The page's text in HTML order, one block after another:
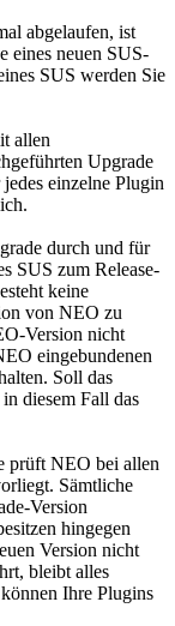
abgelaufen, ist
eines neuen SUS-
SUS werden Sie
allen
Upgrade
einzelne Plugin
durch und für
SUS zum Release-
keine
von NEO zu
Version nicht
eingebundenen
Soll das
diesem Fall das
prüft NEO bei allen
Sämtliche
Version
hingegen
Version nicht
bleibt alles
Ihre Plugins